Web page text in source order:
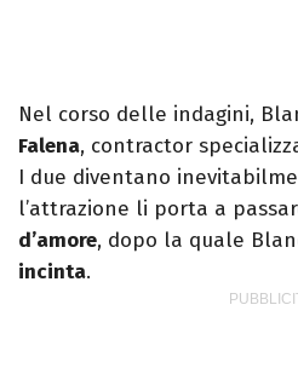
Nel corso delle indagini,
Falena, contractor
I due diventano
l’attrazione li porta a
d’amore, dopo la quale
incinta.